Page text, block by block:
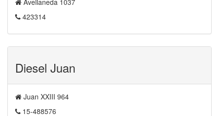
Avellaneda 1037
423314
Diesel Juan
Juan XXIII 964
15-488576